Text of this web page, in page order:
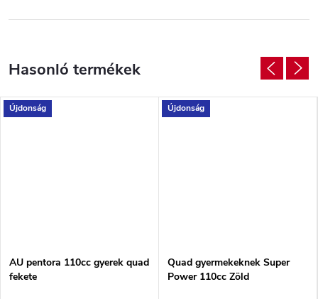
Újdonság
AU pentora 110cc gyerek quad
fekete
Újdonság
Quad gyermekeknek Super
Power 110cc Zöld